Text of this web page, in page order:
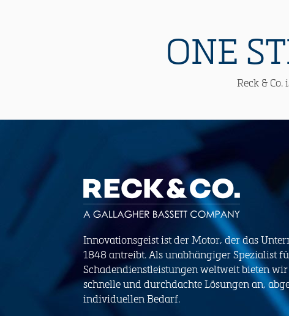
ONE
Reck &
Innovationsgeist ist der Motor, der das
1848 antreibt. Als unabhängiger Spezialist
Schadendienstleistungen weltweit bieten
schnelle und durchdachte Lösungen an,
individuellen Bedarf.